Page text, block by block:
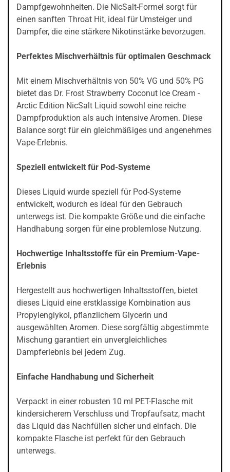
Dampfgewohnheiten. Die NicSalt-Formel sorgt für
einen sanften Throat Hit, ideal für Umsteiger und
Dampfer, die eine stärkere Nikotinstärke bevorzugen.
Perfektes Mischverhältnis für optimalen Geschmack
Mit einem Mischverhältnis von 50% VG und 50% PG
bietet das Dr. Frost Strawberry Coconut Ice Cream -
Arctic Edition NicSalt Liquid sowohl eine reiche
Dampfproduktion als auch intensive Aromen. Diese
Balance sorgt für ein gleichmäßiges und angenehmes
Vape-Erlebnis.
Speziell entwickelt für Pod-Systeme
Dieses Liquid wurde speziell für Pod-Systeme
entwickelt, wodurch es ideal für den Gebrauch
unterwegs ist. Die kompakte Größe und die einfache
Handhabung sorgen für eine problemlose Nutzung.
Hochwertige Inhaltsstoffe für ein Premium-Vape-
Erlebnis
Hergestellt aus hochwertigen Inhaltsstoffen, bietet
dieses Liquid eine erstklassige Kombination aus
Propylenglykol, pflanzlichem Glycerin und
ausgewählten Aromen. Diese sorgfältig abgestimmte
Mischung garantiert ein unvergleichliches
Dampferlebnis bei jedem Zug.
Einfache Handhabung und Sicherheit
Verpackt in einer robusten 10 ml PET-Flasche mit
kindersicherem Verschluss und Tropfaufsatz, macht
das Liquid das Nachfüllen sicher und einfach. Die
kompakte Flasche ist perfekt für den Gebrauch
unterwegs.